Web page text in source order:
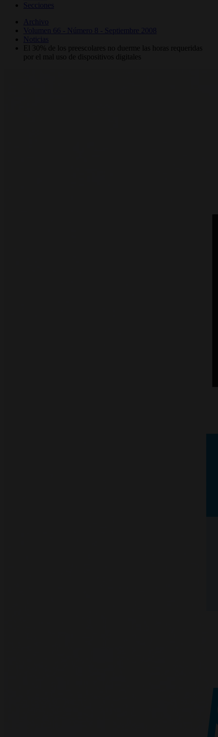
Secciones
Archivo
Volumen 66 - Número 8 - Septiembre 2008
Noticias
El 30% de los preescolares no duerme las horas requeridas
por el mal uso de dispositivos digitales